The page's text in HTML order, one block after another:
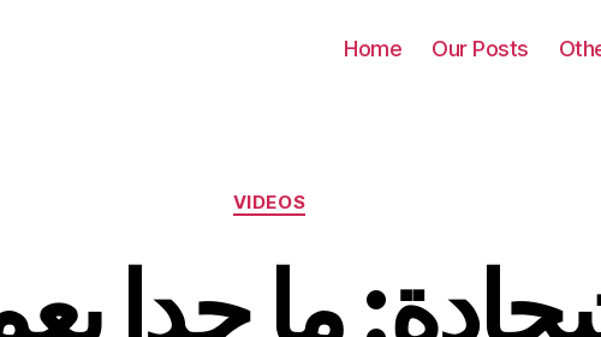
Home Our Posts
Categories
VIDEOS
ما حدا